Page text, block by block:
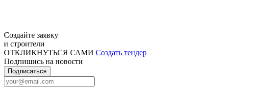
Создайте заявку
и строители
ОТКЛИКНУТЬСЯ САМИ Создать тендер
Подпишись на новости
Подписаться